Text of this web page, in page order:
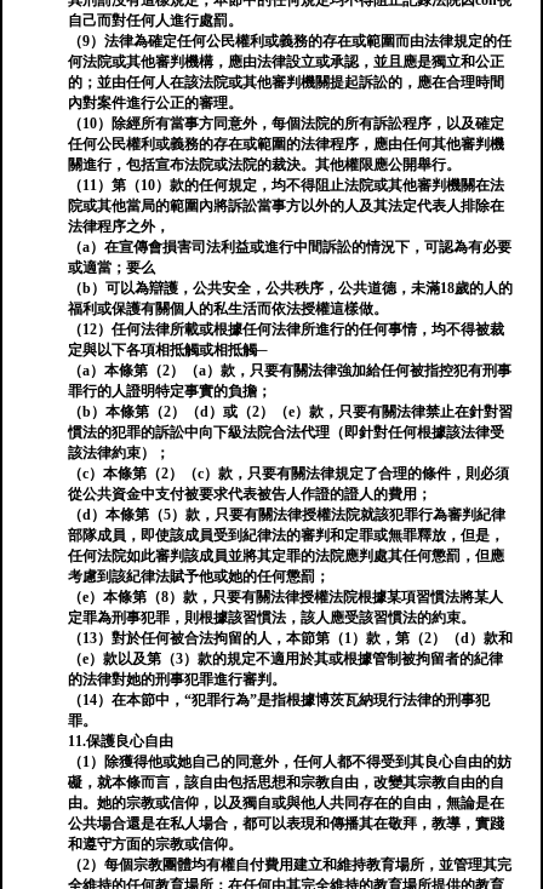
自己而對任何人進行處罰。
（9）法律為確定任何公民權利或義務的存在或範圍而由法律規定的任
何法院或其他審判機構，應由法律設立或承認，並且應是獨立和公正
的；並由任何人在該法院或其他審判機關提起訴訟的，應在合理時間
內對案件進行公正的審理。
（10）除經所有當事方同意外，每個法院的所有訴訟程序，以及確定
任何公民權利或義務的存在或範圍的法律程序，應由任何其他審判機
關進行，包括宣布法院或法院的裁決。其他權限應公開舉行。
（11）第（10）款的任何規定，均不得阻止法院或其他審判機關在法
院或其他當局的範圍內將訴訟當事方以外的人及其法定代表人排除在
法律程序之外，
（a）在宣傳會損害司法利益或進行中間訴訟的情況下，可認為有必要
或適當；要么
（b）可以為辯護，公共安全，公共秩序，公共道德，未滿18歲的人的
福利或保護有關個人的私生活而依法授權這樣做。
（12）任何法律所載或根據任何法律所進行的任何事情，均不得被裁
定與以下各項相抵觸或相抵觸─
（a）本條第（2）（a）款，只要有關法律強加給任何被指控犯有刑事
罪行的人證明特定事實的負擔；
（b）本條第（2）（d）或（2）（e）款，只要有關法律禁止在針對習
慣法的犯罪的訴訟中向下級法院合法代理（即針對任何根據該法律受
該法律約束）；
（c）本條第（2）（c）款，只要有關法律規定了合理的條件，則必須
從公共資金中支付被要求代表被告人作證的證人的費用；
（d）本條第（5）款，只要有關法律授權法院就該犯罪行為審判紀律
部隊成員，即使該成員受到紀律法的審判和定罪或無罪釋放，但是，
任何法院如此審判該成員並將其定罪的法院應判處其任何懲罰，但應
考慮到該紀律法賦予他或她的任何懲罰；
（e）本條第（8）款，只要有關法律授權法院根據某項習慣法將某人
定罪為刑事犯罪，則根據該習慣法，該人應受該習慣法的約束。
（13）對於任何被合法拘留的人，本節第（1）款，第（2）（d）款和
（e）款以及第（3）款的規定不適用於其或根據管制被拘留者的紀律
的法律對她的刑事犯罪進行審判。
（14）在本節中，“犯罪行為”是指根據博茨瓦納現行法律的刑事犯
罪。
11.保護良心自由
（1）除獲得他或她自己的同意外，任何人都不得受到其良心自由的妨
礙，就本條而言，該自由包括思想和宗教自由，改變其宗教自由的自
由。她的宗教或信仰，以及獨自或與他人共同存在的自由，無論是在
公共場合還是在私人場合，都可以表現和傳播其在敬拜，教導，實踐
和遵守方面的宗教或信仰。
（2）每個宗教團體均有權自付費用建立和維持教育場所，並管理其完
全維持的任何教育場所；在任何由其完全維持的教育場所提供的教育